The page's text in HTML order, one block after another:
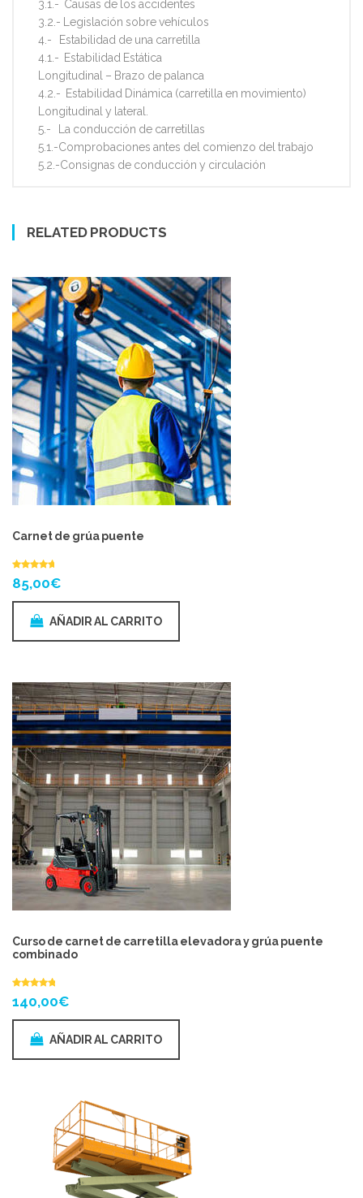
3.1.- Causas de los accidentes
3.2.- Legislación sobre vehículos
4.- Estabilidad de una carretilla
4.1.- Estabilidad Estática
Longitudinal – Brazo de palanca
4.2.- Estabilidad Dinámica (carretilla en movimiento)
Longitudinal y lateral.
5.- La conducción de carretillas
5.1.-Comprobaciones antes del comienzo del trabajo
5.2.-Consignas de conducción y circulación
RELATED PRODUCTS
Carnet de grúa puente
85,00€
AÑADIR AL CARRITO
Curso de carnet de carretilla elevadora y grúa puente
combinado
140,00€
AÑADIR AL CARRITO